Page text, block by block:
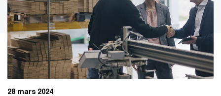
28 mars 2024